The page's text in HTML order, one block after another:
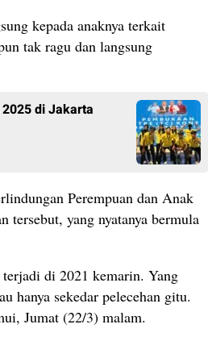
kepada anaknya terkait
tak ragu dan langsung
di Jakarta
Perempuan dan Anak
yang nyatanya bermula
di 2021 kemarin. Yang
hanya sekedar pelecehan gitu.
Jumat (22/3) malam.